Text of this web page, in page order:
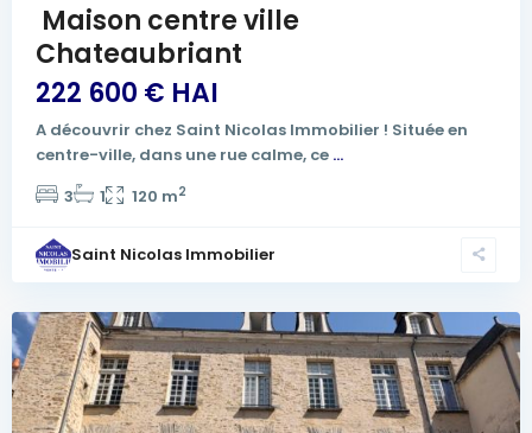
Maison centre ville
Chateaubriant
222 600 € HAI
A découvrir chez Saint Nicolas Immobilier ! Située en
centre-ville, dans une rue calme, ce ...
3
1 120 m2
Saint Nicolas Immobilier